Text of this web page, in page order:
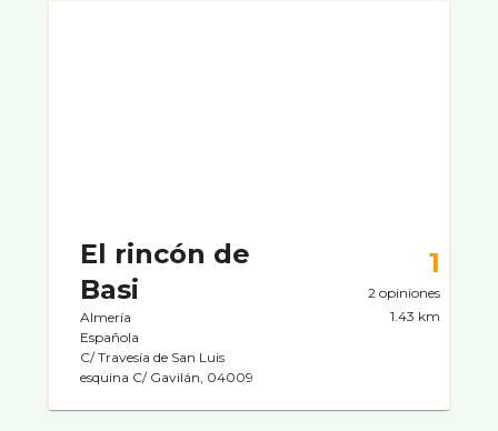
El rincón de
Basi
Almería
Española
C/ Travesí­a de San Luis
esquina C/ Gavilán, 04009
1
2 opiniones
1.43 km